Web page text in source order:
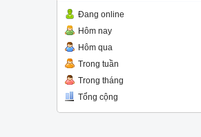
Đang online
Hôm nay
Hôm qua
Trong tuần
Trong tháng
Tổng cộng